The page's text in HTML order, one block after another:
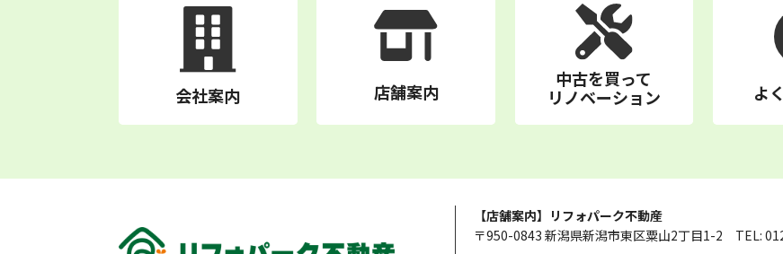
会社案内 店舗案内
中古を買って
リノベーション
よ
【店舗案内】リフォパーク不動産
〒950-0843 新潟県新潟市東区粟山2丁目1-2 TEL: